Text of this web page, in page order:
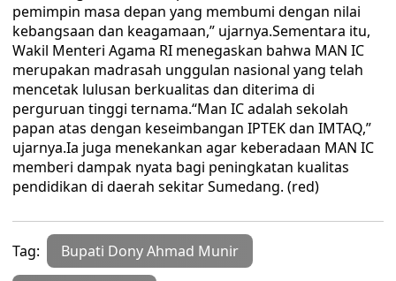
pemimpin masa depan yang membumi dengan nilai
kebangsaan dan keagamaan,” ujarnya.Sementara itu,
Wakil Menteri Agama RI menegaskan bahwa MAN IC
merupakan madrasah unggulan nasional yang telah
mencetak lulusan berkualitas dan diterima di
perguruan tinggi ternama.“Man IC adalah sekolah
papan atas dengan keseimbangan IPTEK dan IMTAQ,”
ujarnya.Ia juga menekankan agar keberadaan MAN IC
memberi dampak nyata bagi peningkatan kualitas
pendidikan di daerah sekitar Sumedang. (red)
Tag: Bupati Dony Ahmad Munir